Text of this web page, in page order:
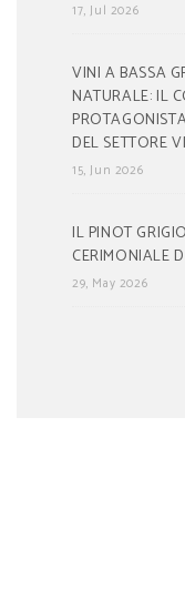
17, Jul 2026
VINI A BASSA
NATURALE: IL
DEL SETTORE
15, Jun 2026
IL PINOT
CERIMONIALE
29, May 2026